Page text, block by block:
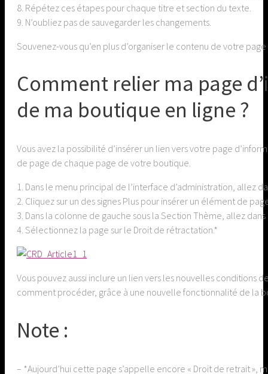
8. Répétez ces étapes pour chaque titre et section du texte.
9. N’oubliez pas de sauvegarder les changements.
Souvenez-vous qu’en plus d’organiser le contenu de votre
Comment relier ma page
de ma boutique en ligne ?
Vous avez la possibilité d’insérer un lien vers votre page
de page de chaque page de votre boutique.
1. Dans le menu principal de l’interface d’administration, allez
2. Cliquez sur un des signes Plus pour insérer un élément de
3. Dans la colonne de gauche sous la Section Thème, allez
4. Sélectionnez la page sur le Droit de rétractation.*
Vous pouvez aussi inclure un lien vers les nouvelles conditions
comment procéder, grâce à une nouvelle fonctionnalité de la
Note :
– *Aujourd’hui cette page s’appelle encore « Droit de retrait »,